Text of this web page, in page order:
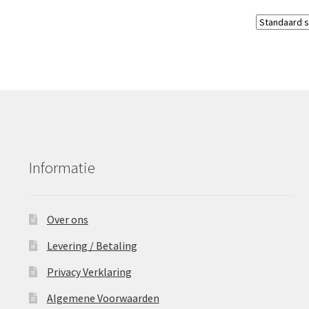
Informatie
Over ons
Levering / Betaling
Privacy Verklaring
Algemene Voorwaarden